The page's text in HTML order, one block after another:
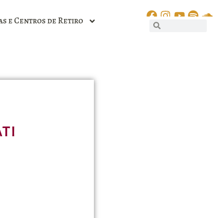
e Centros de Retiro